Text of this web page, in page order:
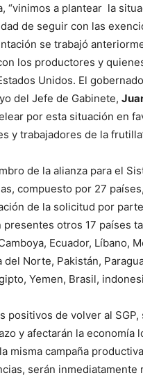
“vinimos a plantear la
de seguir con las
se trabajó
los productores y
Unidos. El
del Jefe de Gabinete,
por esta situación en
y trabajadores de la
de la alianza para el
compuesto por 27
de la solicitud por
otros 17 países
Ecuador, Líbano,
del Norte, Pakistán,
Yemen, Brasil,
positivos de volver al
y afectarán la economía
misma campaña
serán inmediatamente